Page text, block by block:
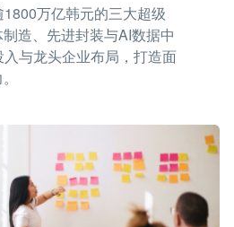
万亿韩元的三大超级
造、先进封装与AI数据中
与龙头企业布局，打造面